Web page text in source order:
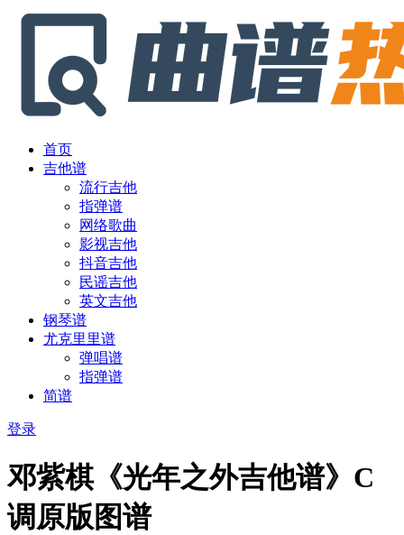
首页
吉他谱
流行吉他
指弹谱
网络歌曲
影视吉他
抖音吉他
民谣吉他
英文吉他
钢琴谱
尤克里里谱
弹唱谱
指弹谱
简谱
登录
邓紫棋《光年之外吉他谱》C
调原版图谱